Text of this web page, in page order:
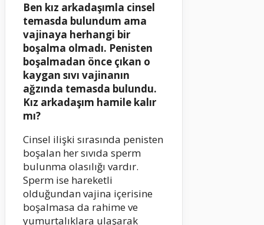
Ben kız arkadaşımla cinsel
temasda bulundum ama
vajinaya herhangi bir
boşalma olmadı. Penisten
boşalmadan önce çıkan o
kaygan sıvı vajinanın
ağzında temasda bulundu.
Kız arkadaşım hamile kalır
mı?
Cinsel ilişki sırasında penisten
boşalan her sıvıda sperm
bulunma olasılığı vardır.
Sperm ise hareketli
olduğundan vajina içerisine
boşalmasa da rahime ve
yumurtalıklara ulaşarak